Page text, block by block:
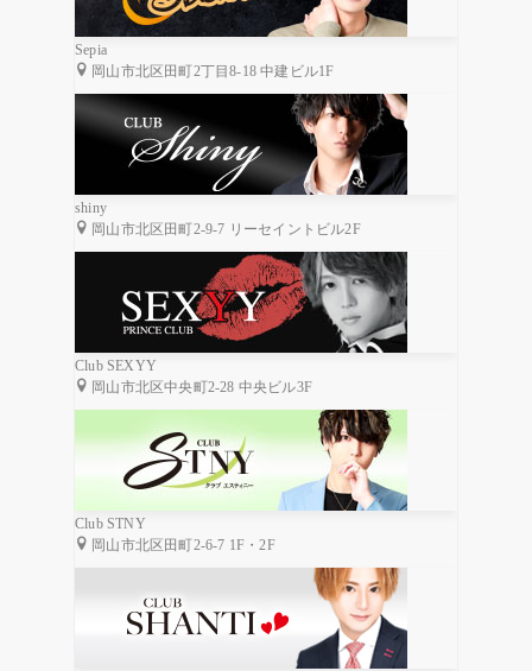
Sepia
岡山市北区田町2丁目8-18 中建ビル1F
shiny
岡山市北区田町2-9-7 リーセイントビル2F
Club SEXYY
岡山市北区中央町2-28 中央ビル3F
Club STNY
岡山市北区田町2-6-7 1F・2F